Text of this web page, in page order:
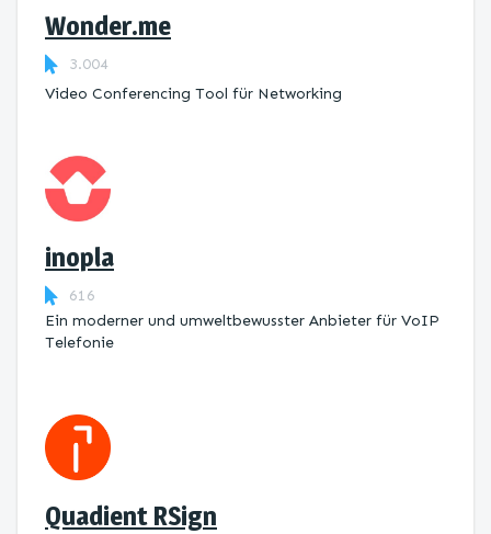
Wonder.me
3.004
Video Conferencing Tool für Networking
inopla
616
Ein moderner und umweltbewusster Anbieter für VoIP
Telefonie
Quadient RSign